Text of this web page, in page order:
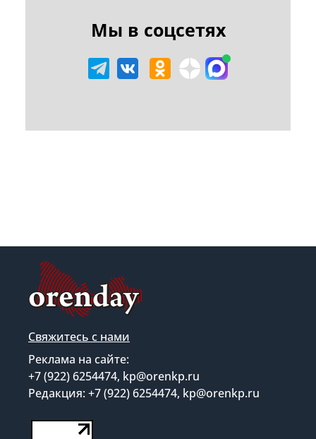
Мы в соцсетях
Свяжитесь с нами
Реклама на сайте:
+7 (922) 6254474, kp@orenkp.ru
Редакция: +7 (922) 6254474, kp@orenkp.ru